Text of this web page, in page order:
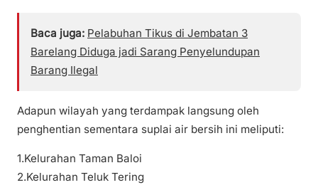
Baca juga: Pelabuhan Tikus di Jembatan 3
Barelang Diduga jadi Sarang Penyelundupan
Barang Ilegal
Adapun wilayah yang terdampak langsung oleh
penghentian sementara suplai air bersih ini meliputi:
1.Kelurahan Taman Baloi
2.Kelurahan Teluk Tering